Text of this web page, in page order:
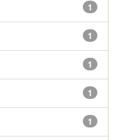
1
1
1
1
1